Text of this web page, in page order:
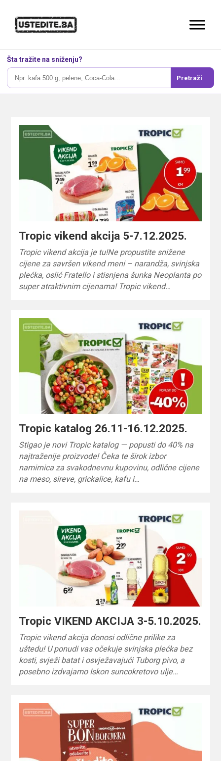
Šta tražite na sniženju?
Pretraži
Tropic vikend akcija 5-7.12.2025.
Tropic vikend akcija je tu!Ne propustite snižene
cijene za savršen vikend meni – narandža, svinjska
plećka, oslić Fratello i stisnjena šunka Neoplanta po
super atraktivnim cijenama! Tropic vikend…
Tropic katalog 26.11-16.12.2025.
Stigao je novi Tropic katalog — popusti do 40% na
najtraženije proizvode! Čeka te širok izbor
namirnica za svakodnevnu kupovinu, odlične cijene
na meso, sireve, grickalice, kafu i…
Tropic VIKEND AKCIJA 3-5.10.2025.
Tropic vikend akcija donosi odlične prilike za
uštedu! U ponudi vas očekuje svinjska plećka bez
kosti, svježi batat i osvježavajući Tuborg pivo, a
posebno izdvajamo Iskon suncokretovo ulje…